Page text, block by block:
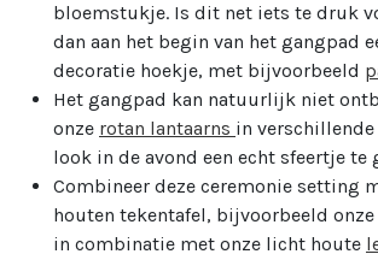
bloemstukje. Is dit net iets te druk
dan aan het begin van het gangpad
decoratie hoekje, met bijvoorbeeld
Het gangpad kan natuurlijk niet
onze rotan lantaarns in
look in de avond een echt sfeertje te
Combineer deze ceremonie setting
houten tekentafel, bijvoorbeeld onze
in combinatie met onze licht houte